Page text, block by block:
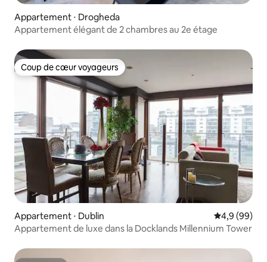
Appartement ⋅ Drogheda
Appartement élégant de 2 chambres au 2e étage
Coup de cœur voyageurs
Coup de cœur voyageurs
Appartement ⋅ Dublin Évaluation
4,9 (99)
Appartement de luxe dans la Docklands Millennium Tower